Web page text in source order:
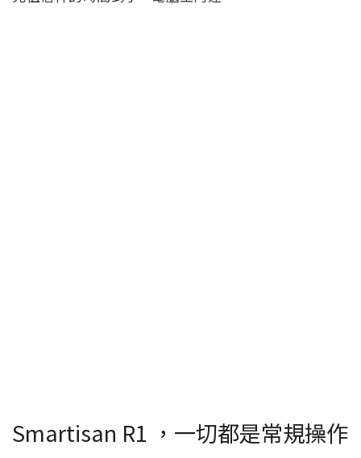
Smartisan R1 ，一切都是常規操作